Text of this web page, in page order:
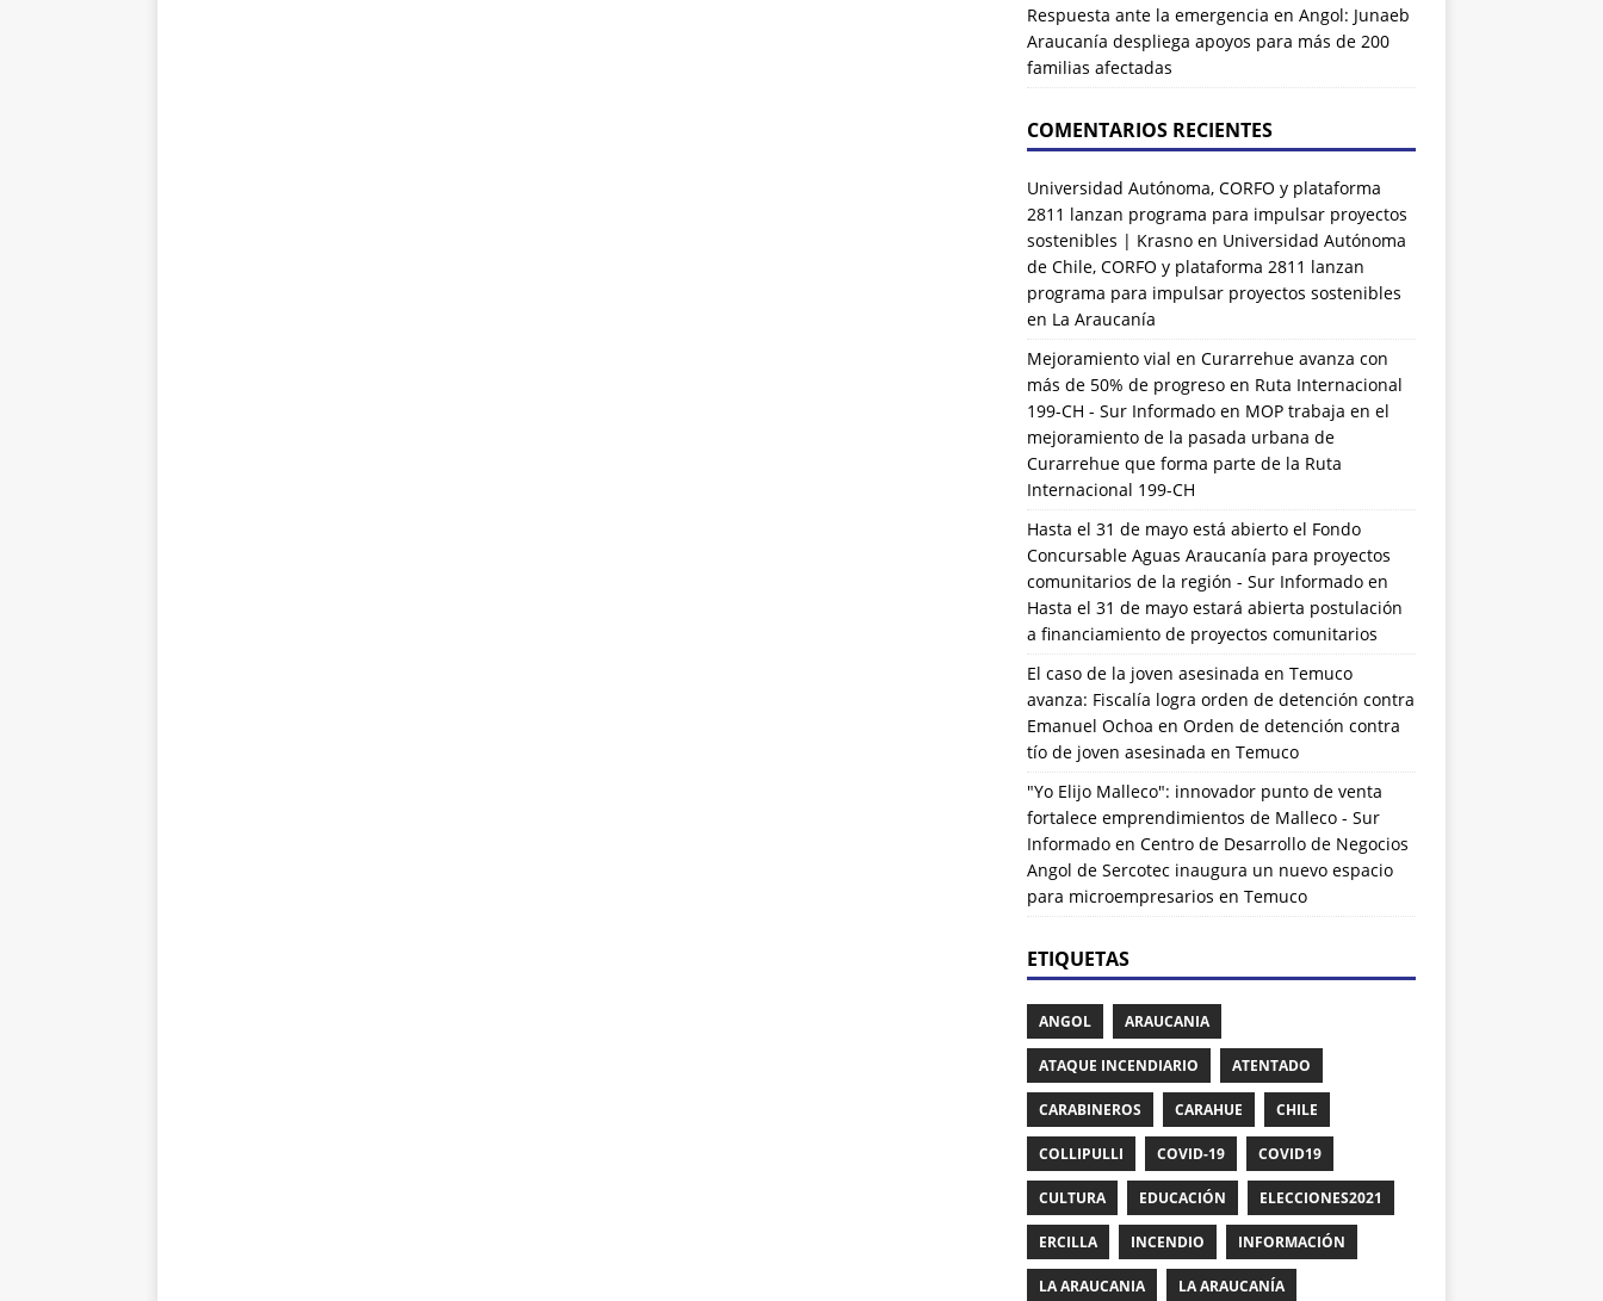
Respuesta ante la emergencia en Angol: Junaeb
Araucanía despliega apoyos para más de 200
familias afectadas
COMENTARIOS RECIENTES
Universidad Autónoma, CORFO y plataforma
2811 lanzan programa para impulsar proyectos
sostenibles | Krasnoen Universidad Autónoma
de Chile, CORFO y plataforma 2811 lanzan
programa para impulsar proyectos sostenibles
en La Araucanía
Mejoramiento vial en Curarrehue avanza con
más de 50% de progreso en Ruta Internacional
199-CH - Sur Informadoen MOP trabaja en el
mejoramiento de la pasada urbana de
Curarrehue que forma parte de la Ruta
Internacional 199-CH
Hasta el 31 de mayo está abierto el Fondo
Concursable Aguas Araucanía para proyectos
comunitarios de la región - Sur Informadoen
Hasta el 31 de mayo estará abierta postulación
a financiamiento de proyectos comunitarios
El caso de la joven asesinada en Temuco
avanza: Fiscalía logra orden de detención contra
Emanuel Ochoa en Orden de detención contra
tío de joven asesinada en Temuco
"Yo Elijo Malleco": innovador punto de venta
fortalece emprendimientos de Malleco - Sur
Informadoen Centro de Desarrollo de Negocios
Angol de Sercotec inaugura un nuevo espacio
para microempresarios en Temuco
ETIQUETAS
ANGOL ARAUCANIA
ATAQUE INCENDIARIO ATENTADO
CARABINEROS CARAHUE CHILE
COLLIPULLI COVID-19 COVID19
CULTURA EDUCACIÓN ELECCIONES2021
ERCILLA INCENDIO INFORMACIÓN
LA ARAUCANIA LA ARAUCANÍA